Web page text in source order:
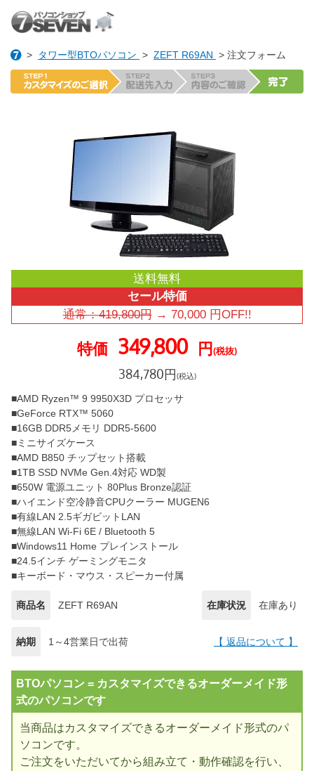
> タワー型BTOパソコン > ZEFT R69AN > 注文フォーム
送料無料
セール特価
通常：419,800円→ 70,000円OFF!!
特価 349,800 円(税抜)
384,780円(税込)
■AMD Ryzen™ 9 9950X3D プロセッサ
■GeForce RTX™ 5060
■16GB DDR5メモリ DDR5-5600
■ミニサイズケース
■AMD B850 チップセット搭載
■1TB SSD NVMe Gen.4対応 WD製
■650W 電源ユニット 80Plus Bronze認証
■ハイエンド空冷静音CPUクーラー MUGEN6
■有線LAN 2.5ギガビットLAN
■無線LAN Wi-Fi 6E / Bluetooth 5
■Windows11 Home プレインストール
■24.5インチ ゲーミングモニタ
■キーボード・マウス・スピーカー付属
商品名 ZEFT R69AN 在庫状況 在庫あり
納期 1～4営業日で出荷 【 返品について 】
BTOパソコン = カスタマイズできるオーダーメイド形
式のパソコンです
当商品はカスタマイズできるオーダーメイド形式のパ
ソコンです。
ご注文をいただいてから組み立て・動作確認を行い、